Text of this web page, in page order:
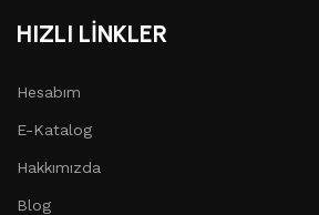
HIZLI LİNKLER
Hesabım
E-Katalog
Hakkımızda
Blog